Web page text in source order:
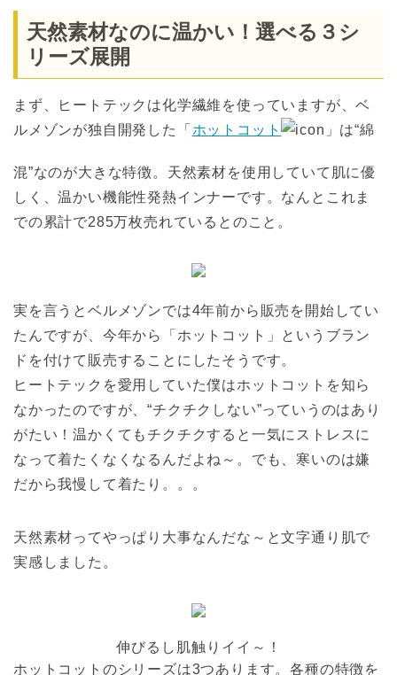
天然素材なのに温かい！選べる３シ
リーズ展開
まず、ヒートテックは化学繊維を使っていますが、ベ
ルメゾンが独自開発した「 ホットコット 」は“綿
混”なのが大きな特徴。天然素材を使用していて肌に優
しく、温かい機能性発熱インナーです。なんとこれま
での累計で285万枚売れているとのこと。
実を言うとベルメゾンでは4年前から販売を開始してい
たんですが、今年から「ホットコット」というブラン
ドを付けて販売することにしたそうです。
ヒートテックを愛用していた僕はホットコットを知ら
なかったのですが、“チクチクしない”っていうのはあり
がたい！温かくてもチクチクすると一気にストレスに
なって着たくなくなるんだよね～。でも、寒いのは嫌
だから我慢して着たり。。。
天然素材ってやっぱり大事なんだな～と文字通り肌で
実感しました。
伸びるし肌触りイイ～！
ホットコットのシリーズは3つあります。各種の特徴を